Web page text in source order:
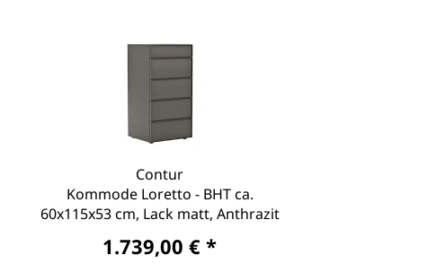
Contur
Kommode Loretto - BHT ca.
60x115x53 cm, Lack matt, Anthrazit
1.739,00 € *